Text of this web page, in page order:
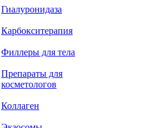
Гиалуронидаза
Карбокситерапия
Филлеры для тела
Препараты для
косметологов
Коллаген